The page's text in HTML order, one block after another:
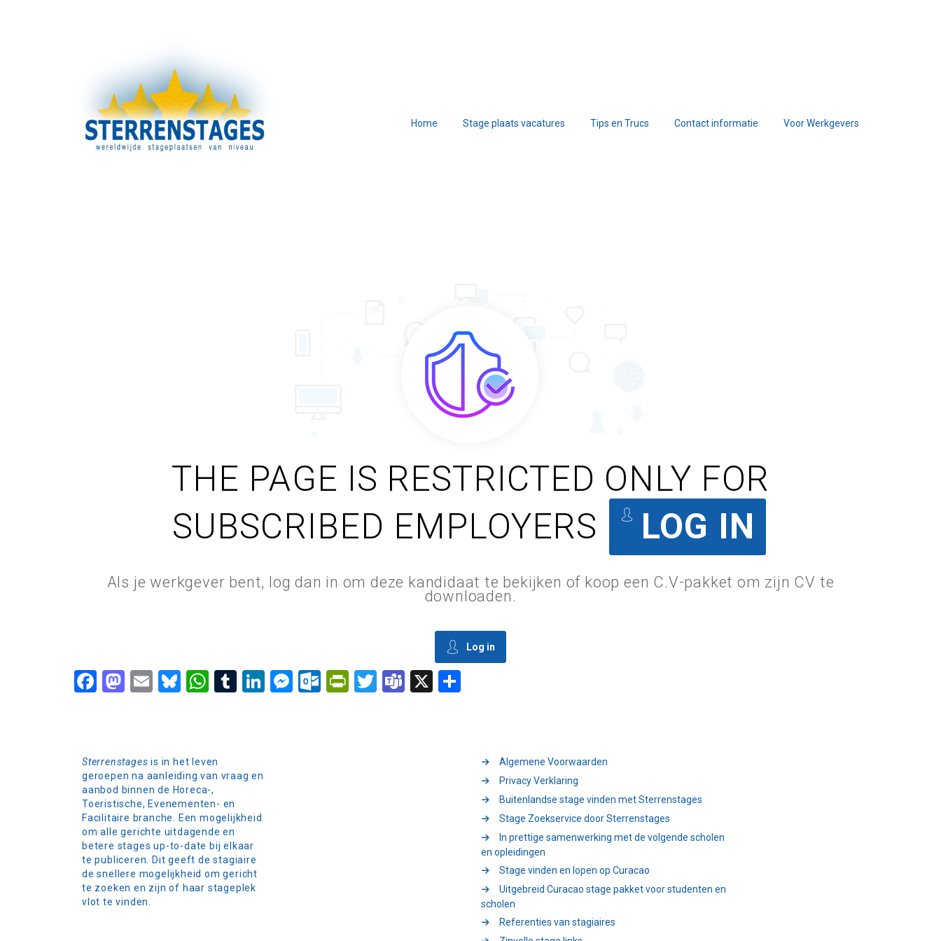
Home Stage plaats vacatures Tips en Trucs Contact informatie Voor Werkgevers
THE PAGE IS RESTRICTED ONLY FOR
SUBSCRIBED EMPLOYERS
LOG IN
Als je werkgever bent, log dan in om deze kandidaat te bekijken of koop een C.V-pakket om zijn CV te
downloaden.
Log in
Facebook
Mastodon
EmailBluesky
WhatsApp
Tumblr
LinkedIn
Messenger
Outlook.com
PrintFriendly
Twitter
Teams
X
Sterrenstages is in het leven
geroepen na aanleiding van vraag en
aanbod binnen de Horeca-,
Toeristische, Evenementen- en
Facilitaire branche. Een mogelijkheid
om alle gerichte uitdagende en
betere stages up-to-date bij elkaar
te publiceren. Dit geeft de stagiaire
de snellere mogelijkheid om gericht
te zoeken en zijn of haar stageplek
vlot te vinden.
Algemene Voorwaarden
Privacy Verklaring
Buitenlandse stage vinden met Sterrenstages
Stage Zoekservice door Sterrenstages
In prettige samenwerking met de volgende scholen
en opleidingen
Stage vinden en lopen op Curacao
Uitgebreid Curacao stage pakket voor studenten en
scholen
Referenties van stagiaires